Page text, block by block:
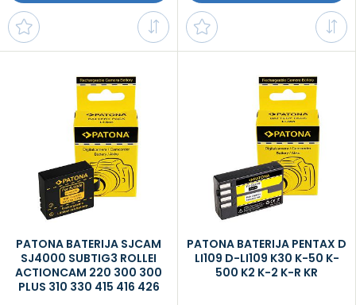
PATONA BATERIJA SJCAM
SJ4000 SUBTIG3 ROLLEI
ACTIONCAM 220 300 300
PLUS 310 330 415 416 426
PATONA BATERIJA PENTAX D
LI109 D-LI109 K30 K-50 K-
500 K2 K-2 K-R KR